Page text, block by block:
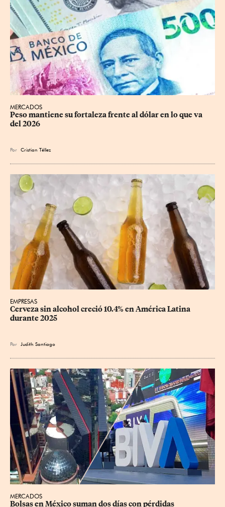
MERCADOS
Peso mantiene su fortaleza frente al dólar en lo que va
del 2026
Por Cristian Téllez
EMPRESAS
Cerveza sin alcohol creció 10.4% en América Latina
durante 2025
Por Judith Santiago
MERCADOS
Bolsas en México suman dos días con pérdidas